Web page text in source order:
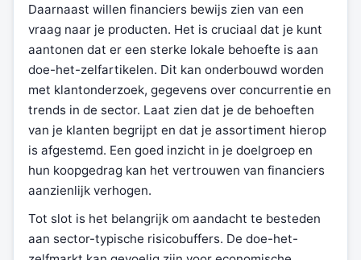
Daarnaast willen financiers bewijs zien van een
vraag naar je producten. Het is cruciaal dat je kunt
aantonen dat er een sterke lokale behoefte is aan
doe-het-zelfartikelen. Dit kan onderbouwd worden
met klantonderzoek, gegevens over concurrentie en
trends in de sector. Laat zien dat je de behoeften
van je klanten begrijpt en dat je assortiment hierop
is afgestemd. Een goed inzicht in je doelgroep en
hun koopgedrag kan het vertrouwen van financiers
aanzienlijk verhogen.
Tot slot is het belangrijk om aandacht te besteden
aan sector-typische risicobuffers. De doe-het-